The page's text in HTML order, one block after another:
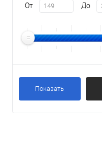
От До
Показать